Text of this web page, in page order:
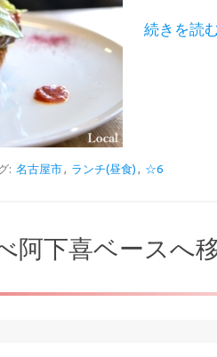
続きを読
: 名古屋市, ランチ(昼食) , ☆6
阿下喜ベースへ